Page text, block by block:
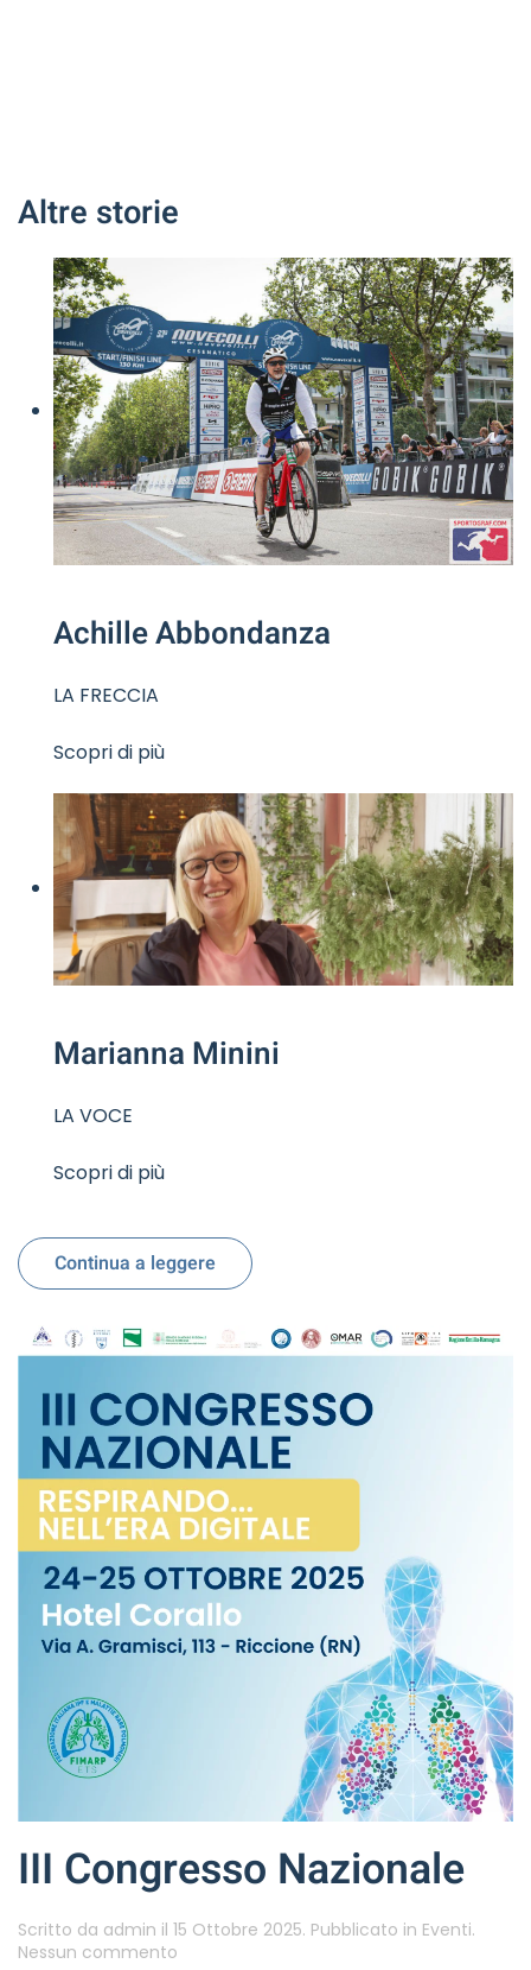
Altre storie
Achille Abbondanza
LA FRECCIA
Scopri di più
Marianna Minini
LA VOCE
Scopri di più
Continua a leggere
III Congresso Nazionale
Scritto da admin il 15 Ottobre 2025. Pubblicato in Eventi.
Nessun commento